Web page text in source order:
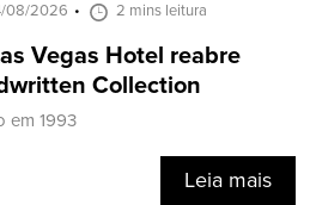
08/2026 2 mins leitura
Vegas Hotel reabre
Collection
em 1993
Leia mais